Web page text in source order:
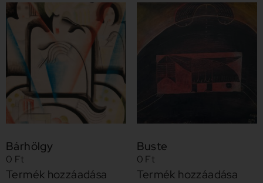
Bárhölgy
0 Ft
Termék hozzáadása
Buste
0 Ft
Termék hozzáadása